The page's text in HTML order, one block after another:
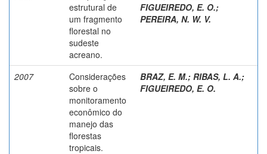
estrutural de
um fragmento
florestal no
sudeste
acreano.
FIGUEIREDO, E. O.;
PEREIRA, N. W. V.
2007
Considerações
sobre o
monitoramento
econômico do
manejo das
florestas
tropicais.
BRAZ, E. M.; RIBAS, L. A.;
FIGUEIREDO, E. O.